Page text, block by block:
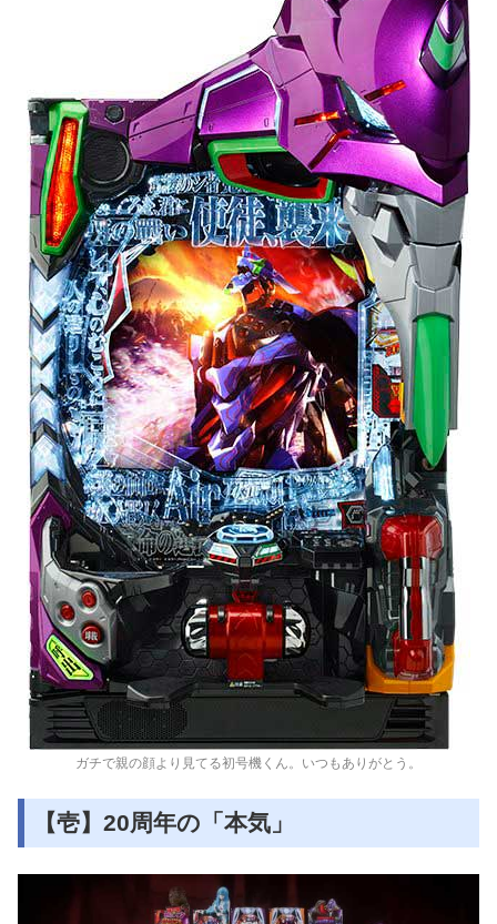
ガチで親の顔より見てる初号機くん。いつもありがとう。
【壱】20周年の「本気」